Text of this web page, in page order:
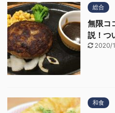
総合
無限コ
説！つ
2020/
和食